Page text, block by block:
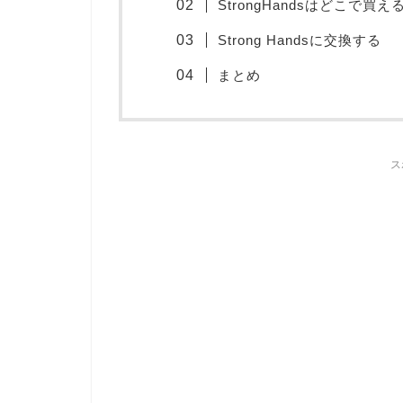
StrongHandsはどこで買え
Strong Handsに交換する
まとめ